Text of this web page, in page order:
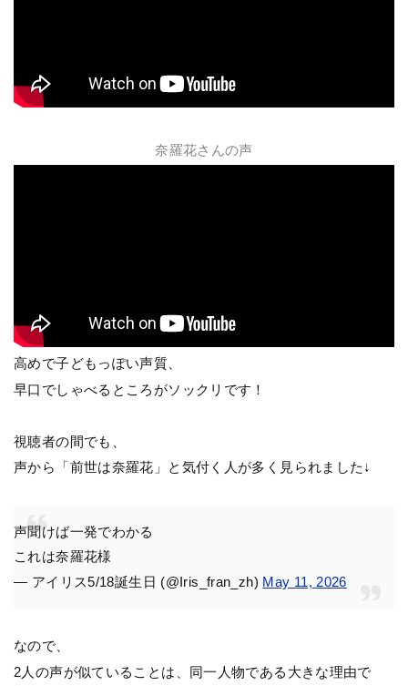
奈羅花さんの声
高めで子どもっぽい声質、
早口でしゃべるところがソックリです！
視聴者の間でも、
声から「前世は奈羅花」と気付く人が多く見られました↓
声聞けば一発でわかる
これは奈羅花様
— アイリス5/18誕生日 (@Iris_fran_zh) May 11, 2026
なので、
2人の声が似ていることは、同一人物である大きな理由で